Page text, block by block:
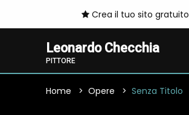
Crea il tuo sito gratuito
Leonardo Checchia
PITTORE
Home Opere Senza Titolo